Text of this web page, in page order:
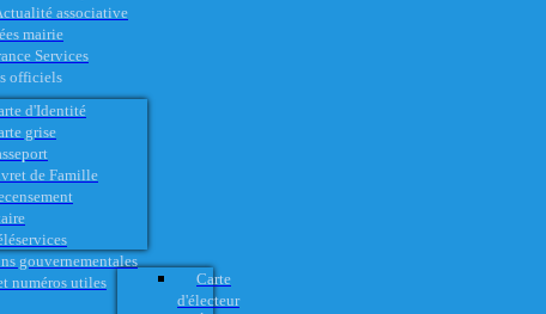
associative
mairie
Services
officiels
d'Identité
grise
de Famille
gouvernementales
numéros utiles
Carte
d'électeur